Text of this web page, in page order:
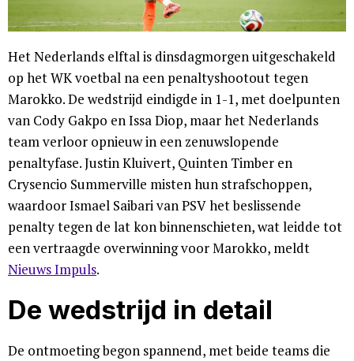
Het Nederlands elftal is dinsdagmorgen uitgeschakeld
op het WK voetbal na een penaltyshootout tegen
Marokko. De wedstrijd eindigde in 1-1, met doelpunten
van Cody Gakpo en Issa Diop, maar het Nederlands
team verloor opnieuw in een zenuwslopende
penaltyfase. Justin Kluivert, Quinten Timber en
Crysencio Summerville misten hun strafschoppen,
waardoor Ismael Saibari van PSV het beslissende
penalty tegen de lat kon binnenschieten, wat leidde tot
een vertraagde overwinning voor Marokko, meldt
Nieuws Impuls.
De wedstrijd in detail
De ontmoeting begon spannend, met beide teams die